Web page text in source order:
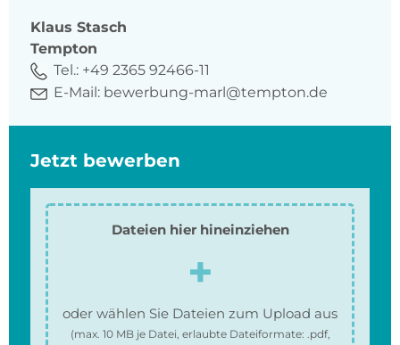
Klaus Stasch
Tempton
Tel.: +49 2365 92466-11
E-Mail: bewerbung-marl@tempton.de
Jetzt bewerben
Dateien hier hineinziehen
oder wählen Sie Dateien zum Upload aus
(max. 10 MBje Datei, erlaubte Dateiformate: .pdf,